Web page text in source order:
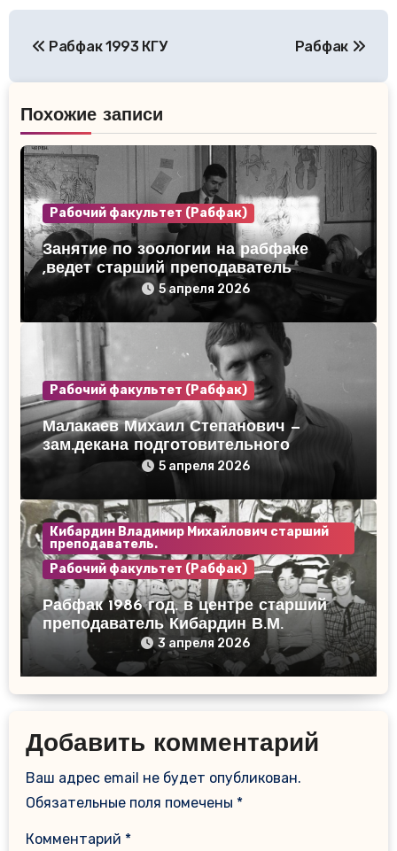
Рабфак 1993 КГУ Рабфак
Похожие записи
Рабочий факультет (Рабфак)
Занятие по зоологии на рабфаке
,ведет старший преподаватель
Кибардин В.М. 5 апреля 2026
Рабочий факультет (Рабфак)
Малакаев Михаил Степанович —
зам.декана подготовительного
отделения КГУ 1981г5 апреля 2026
Кибардин Владимир Михайлович старший
преподаватель.
Рабочий факультет (Рабфак)
Рабфак 1986 год. в центре старший
преподаватель Кибардин В.М.
3 апреля 2026
Добавить комментарий
Ваш адрес email не будет опубликован.
Обязательные поля помечены *
Комментарий *